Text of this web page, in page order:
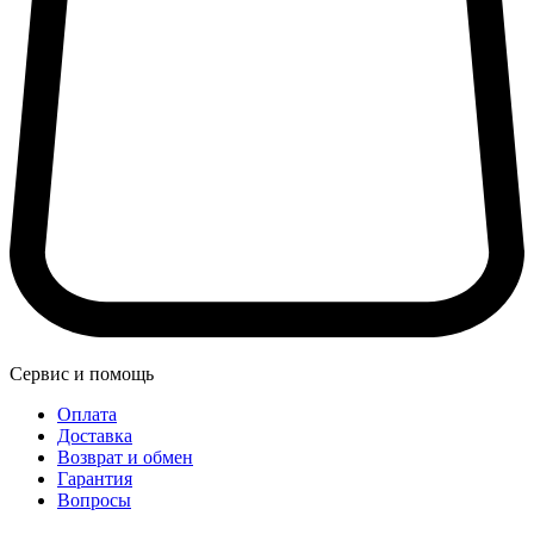
Сервис и помощь
Оплата
Доставка
Возврат и обмен
Гарантия
Вопросы